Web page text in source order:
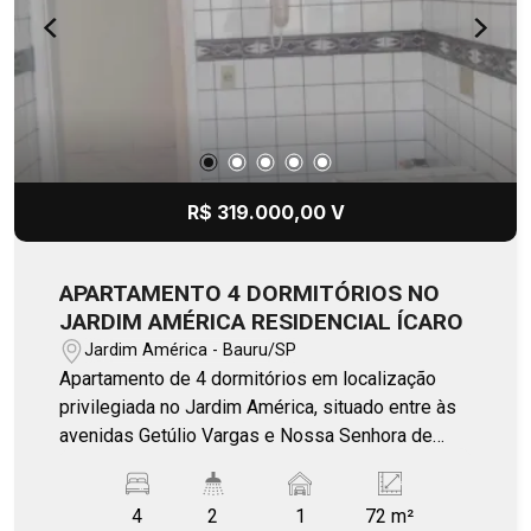
qualidade de vida. Uma oportunidade perfeita
para morar bem ou investir com segurança!
Agende a sua visita e venha se encantar!
R$ 319.000,00 V
APARTAMENTO 4 DORMITÓRIOS NO
JARDIM AMÉRICA RESIDENCIAL ÍCARO
Jardim América - Bauru/SP
Apartamento de 4 dormitórios em localização
privilegiada no Jardim América, situado entre às
avenidas Getúlio Vargas e Nossa Senhora de
práticas da cidade. O imóvel é simples, porém
funcional, ideal para quem busca espaço,
4 2 1 72 m²